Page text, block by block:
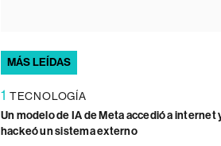
MÁS LEÍDAS
1 TECNOLOGÍA
Un modelo de IA de Meta accedió a internet
hackeó un sistema externo